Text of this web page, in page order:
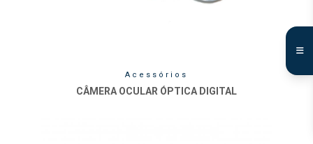
Acessórios
CÂMERA OCULAR ÓPTICA DIGITAL